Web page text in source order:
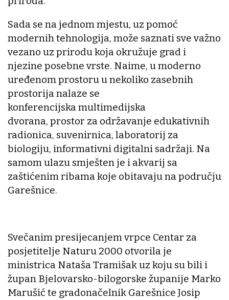
Sada se na jednom mjestu, uz pomoć
modernih tehnologija, može saznati sve važno
vezano uz prirodu koja okružuje grad i
njezine posebne vrste. Naime, u moderno
uređenom prostoru u nekoliko zasebnih
prostorija nalaze se
konferencijska multimedijska
dvorana, prostor za održavanje edukativnih
radionica, suvenirnica, laboratorij za
biologiju, informativni digitalni sadržaji. Na
samom ulazu smješten je i akvarij sa
zaštićenim ribama koje obitavaju na području
Garešnice.
Svečanim presijecanjem vrpce Centar za
posjetitelje Naturu 2000 otvorila je
ministrica Nataša Tramišak uz koju su bili i
župan Bjelovarsko-bilogorske županije Marko
Marušić te gradonačelnik Garešnice Josip